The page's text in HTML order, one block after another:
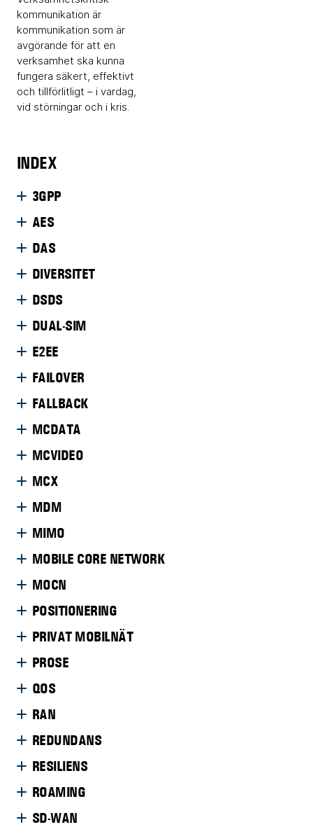
kommunikation är
kommunikation som är
avgörande för att en
verksamhet ska kunna
fungera säkert, effektivt
och tillförlitligt – i vardag,
vid störningar och i kris.
INDEX
3GPP
AES
DAS
DIVERSITET
DSDS
DUAL-SIM
E2EE
FAILOVER
FALLBACK
MCDATA
MCVIDEO
MCX
MDM
MIMO
MOBILE CORE NETWORK
MOCN
POSITIONERING
PRIVAT MOBILNÄT
PROSE
QOS
RAN
REDUNDANS
RESILIENS
ROAMING
SD-WAN